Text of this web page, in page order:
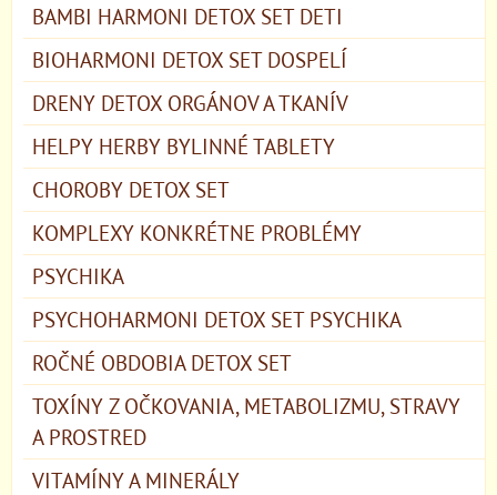
BAMBI HARMONI DETOX SET DETI
BIOHARMONI DETOX SET DOSPELÍ
DRENY DETOX ORGÁNOV A TKANÍV
HELPY HERBY BYLINNÉ TABLETY
CHOROBY DETOX SET
KOMPLEXY KONKRÉTNE PROBLÉMY
PSYCHIKA
PSYCHOHARMONI DETOX SET PSYCHIKA
ROČNÉ OBDOBIA DETOX SET
TOXÍNY Z OČKOVANIA, METABOLIZMU, STRAVY
A PROSTRED
VITAMÍNY A MINERÁLY